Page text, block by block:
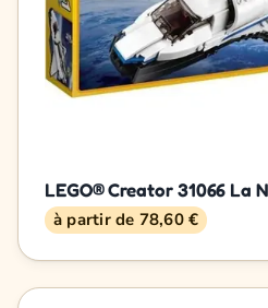
LEGO® Creator 31066 La
à partir de 78,60 €